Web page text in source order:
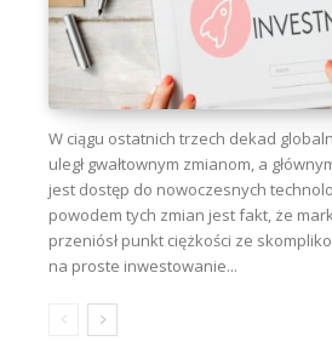
W ciągu ostatnich trzech dekad
uległ gwałtownym zmianom, a
jest dostęp do nowoczesnych
powodem tych zmian jest fakt, że
przeniósł punkt ciężkości ze
na proste inwestowanie...